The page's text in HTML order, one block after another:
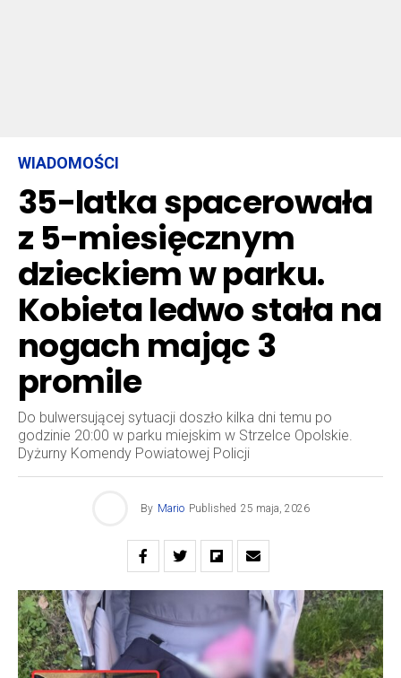
WIADOMOŚCI
35-latka spacerowała
z 5-miesięcznym
dzieckiem w parku.
Kobieta ledwo stała na
nogach mając 3
promile
Do bulwersującej sytuacji doszło kilka dni temu po
godzinie 20:00 w parku miejskim w Strzelce Opolskie.
Dyżurny Komendy Powiatowej Policji
By Mario Published 25 maja, 2026